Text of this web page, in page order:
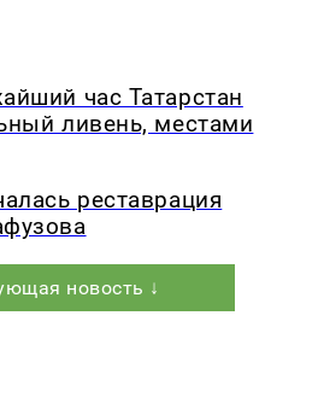
час Татарстан
ливень, местами
реставрация
новость ↓